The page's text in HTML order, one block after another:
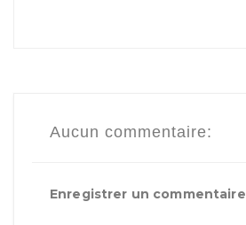
Aucun commentaire:
Enregistrer un commentaire